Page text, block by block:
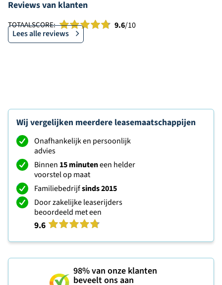
Reviews van klanten
TOTAALSCORE: 9.6/10
Lees alle reviews
Wij vergelijken meerdere leasemaatschappijen
Onafhankelijk en persoonlijk
advies
Binnen 15 minuteneen helder
voorstel op maat
Familiebedrijfsinds 2015
Door zakelijke leaserijders
beoordeeld met een
9.6
98%van onze klanten
beveelt ons aan